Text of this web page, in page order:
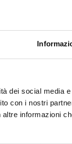
dei social media
con i nostri
informazioni
Israele e
uccisioni per
di fuggire, ma
aspetti
Poi, più in